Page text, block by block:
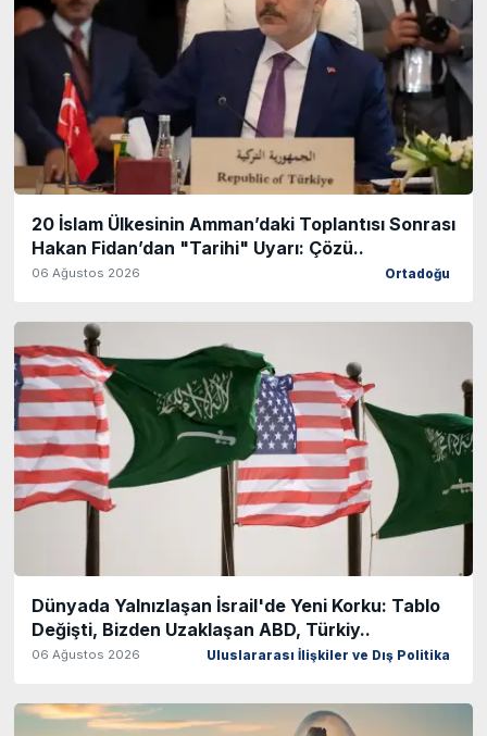
20 İslam Ülkesinin Amman’daki Toplantısı Sonrası
Hakan Fidan’dan "Tarihi" Uyarı: Çözü..
06 Ağustos 2026 Ortadoğu
Dünyada Yalnızlaşan İsrail'de Yeni Korku: Tablo
Değişti, Bizden Uzaklaşan ABD, Türkiy..
06 Ağustos 2026 Uluslararası İlişkiler ve Dış Politika